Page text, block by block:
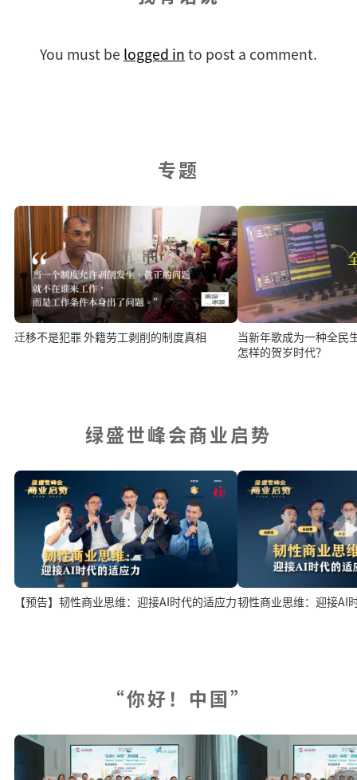
You must be logged in to post a comment.
专题
迁移不是犯罪 外籍劳工剥削的制度真相
当新年歌成为一种全民
怎样的贺岁时代？
绿盛世峰会商业启势
【预告】韧性商业思维：迎接AI时代的适应力韧性商业思维：迎接AI
“你好！中国”